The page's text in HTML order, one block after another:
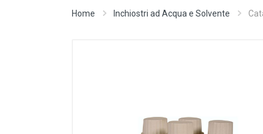
Laser
Stampa a Caldo
Home Inchiostri ad Acqua e Solvente